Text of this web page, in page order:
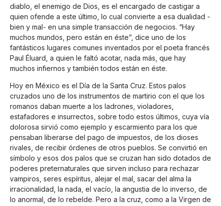
diablo, el enemigo de Dios, es el encargado de castigar a
quien ofende a este último, lo cual convierte a esa dualidad -
bien y mal- en una simple transacción de negocios. “Hay
muchos mundos, pero están en éste”, dice uno de los
fantásticos lugares comunes inventados por el poeta francés
Paul Éluard, a quien le faltó acotar, nada más, que hay
muchos infiernos y también todos están en éste.
Hoy en México es el Día de la Santa Cruz. Estos palos
cruzados uno de los instrumentos de martirio con el que los
romanos daban muerte a los ladrones, violadores,
estafadores e insurrectos, sobre todo estos últimos, cuya vía
dolorosa sirvió como ejemplo y escarmiento para los que
pensaban liberarse del pago de impuestos, de los dioses
rivales, de recibir órdenes de otros pueblos. Se convirtió en
símbolo y esos dos palos que se cruzan han sido dotados de
poderes preternaturales que sirven incluso para rechazar
vampiros, seres espíritus, alejar el mal, sacar del alma la
irracionalidad, la nada, el vacío, la angustia de lo inverso, de
lo anormal, de lo rebelde. Pero a la cruz, como a la Virgen de